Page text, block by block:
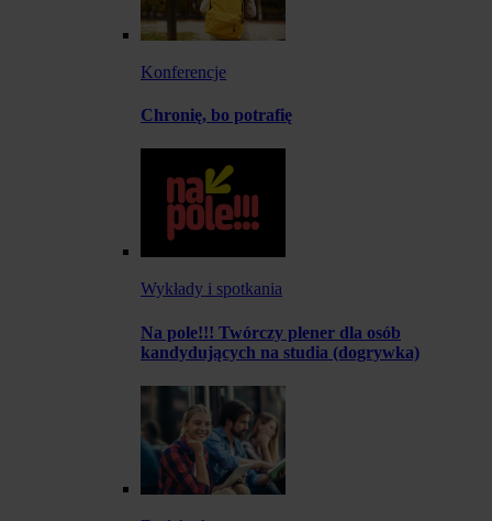
Konferencje
Chronię, bo potrafię
Wykłady i spotkania
Na pole!!! Twórczy plener dla osób
kandydujących na studia (dogrywka)